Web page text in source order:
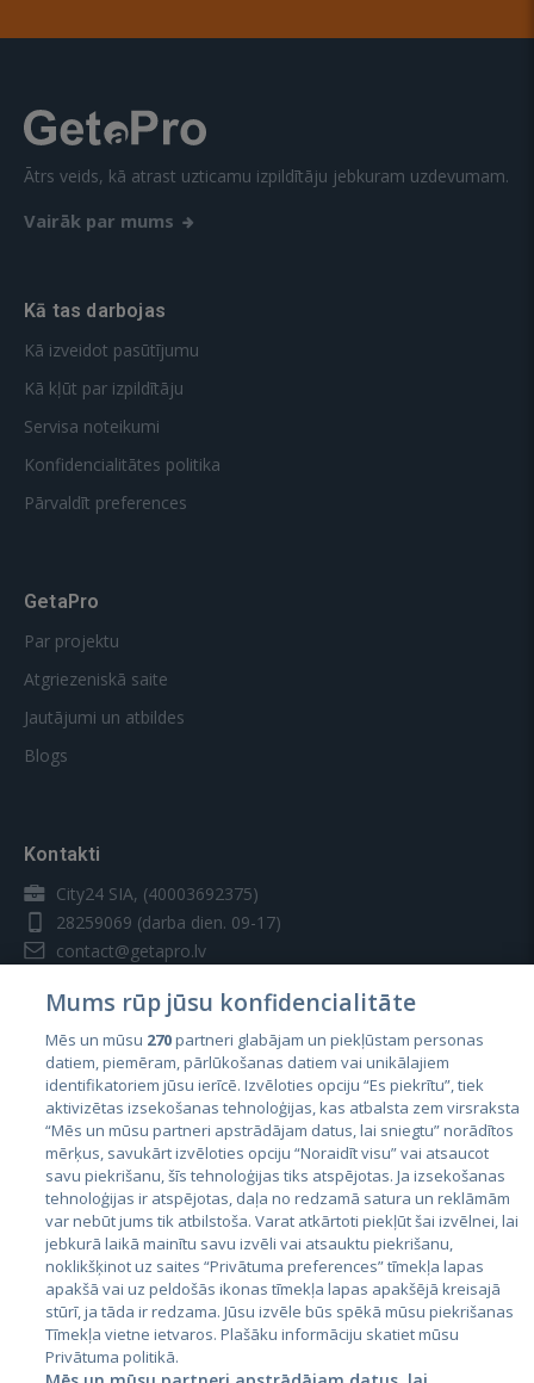
Ātrs veids, kā atrast uzticamu izpildītāju jebkuram uzdevumam.
Vairāk par mums
Kā tas darbojas
Kā izveidot pasūtījumu
Kā kļūt par izpildītāju
Servisa noteikumi
Konfidencialitātes politika
Pārvaldīt preferences
GetaPro
Par projektu
Atgriezeniskā saite
Jautājumi un atbildes
Blogs
Kontakti
City24 SIA, (40003692375)
28259069 (darba dien. 09-17)
contact@getapro.lv
Valstis
Igaunija
Latvija
Lietuva
Mums rūp jūsu konfidencialitāte
Mēs un mūsu 270partneri glabājam un piekļūstam personas
datiem, piemēram, pārlūkošanas datiem vai unikālajiem
identifikatoriem jūsu ierīcē. Izvēloties opciju “Es piekrītu”, tiek
aktivizētas izsekošanas tehnoloģijas, kas atbalsta zem virsraksta
“Mēs un mūsu partneri apstrādājam datus, lai sniegtu” norādītos
mērķus, savukārt izvēloties opciju “Noraidīt visu” vai atsaucot
savu piekrišanu, šīs tehnoloģijas tiks atspējotas. Ja izsekošanas
tehnoloģijas ir atspējotas, daļa no redzamā satura un reklāmām
var nebūt jums tik atbilstoša. Varat atkārtoti piekļūt šai izvēlnei, lai
jebkurā laikā mainītu savu izvēli vai atsauktu piekrišanu,
noklikšķinot uz saites “Privātuma preferences” tīmekļa lapas
apakšā vai uz peldošās ikonas tīmekļa lapas apakšējā kreisajā
stūrī, ja tāda ir redzama. Jūsu izvēle būs spēkā mūsu piekrišanas
Tīmekļa vietne ietvaros. Plašāku informāciju skatiet mūsu
Privātuma politikā.